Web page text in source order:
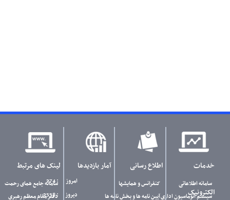
خدمات
الکترونیک
سامانه اطلاعاتی
سیستم اتوماسیون اداری
اطلاع رسانی
کنفرانس و همایشها
آیین نامه ها و بخش نامه ها
آمار بازدیدها
امروز
: 274
دیروز
: 2558
لینک های مرتبط
سامانه جامع همای رحمت
دفتر مقام معظم رهبری